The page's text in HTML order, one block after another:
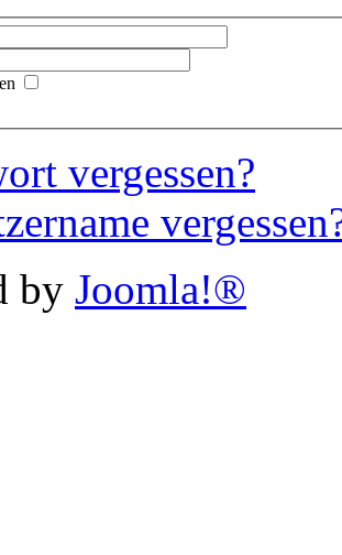
vergessen?
by Joomla!®